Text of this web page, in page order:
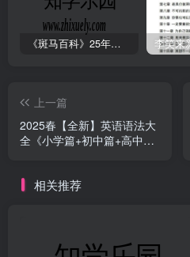
《斑马百科》25年最新30科全套高清视频
上一篇
2025春【全新】英语语法大
全《小学篇+初中篇+高中
相关推荐